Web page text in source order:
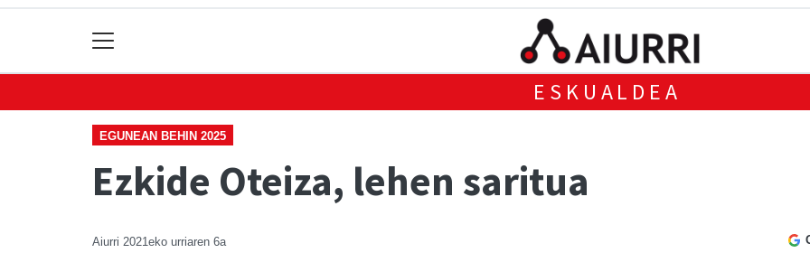
ESKUALDEA
EGUNEAN BEHIN 2025
Ezkide Oteiza, lehen saritua
Aiurri 2021eko urriaren 6a